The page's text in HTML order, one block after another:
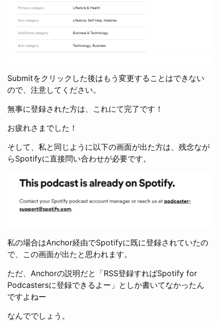
Submitをクリックした後はもう変更することはできない
ので、注意してください。
無事に登録された方は、これにて完了です！
お疲れさまでした！
そして、私と同じように以下の画面が出た方は、残念なが
らSpotifyに直接問い合わせが必要です。
私の場合はAnchor経由でSpotifyに既に登録されていたの
で、この画面が出たと思われます。
ただ、Anchorの説明だと「RSS登録すればSpotify for
Podcastersに登録できるよー」としか書いてなかったん
ですよねー
なんででしょう。